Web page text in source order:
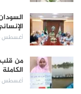
أغسطس 6, 2026
من قلب
الكاملة
أغسطس 6, 2026